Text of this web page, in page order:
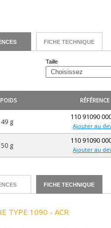
FICHE TECHNIQUE
Taille
POIDS RÉFÉRENCE
49 g
110 91090
Ajouter au
50 g
110 91090
Ajouter au
FICHE TECHNIQUE
TYPE 1090 - ACR